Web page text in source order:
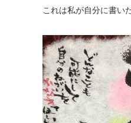
これは私が自分に書い